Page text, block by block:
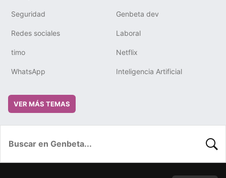
Seguridad Genbeta dev
Redes sociales Laboral
timo Netflix
WhatsApp Inteligencia Artificial
VER MÁS TEMAS